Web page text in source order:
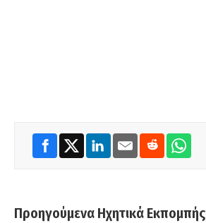
Προηγούμενα Ηχητικά Εκπομπής